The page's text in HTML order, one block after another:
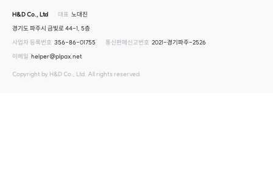
H&D Co., Ltd 대표 노대진
경기도 파주시 금빛로 44-1, 5층
사업자 등록번호 356-86-01755 통신판매신고번호 2021-경기파주-2526
이메일 helper@plpax.net
Copyright by H&D Co., Ltd. All rights reserved.